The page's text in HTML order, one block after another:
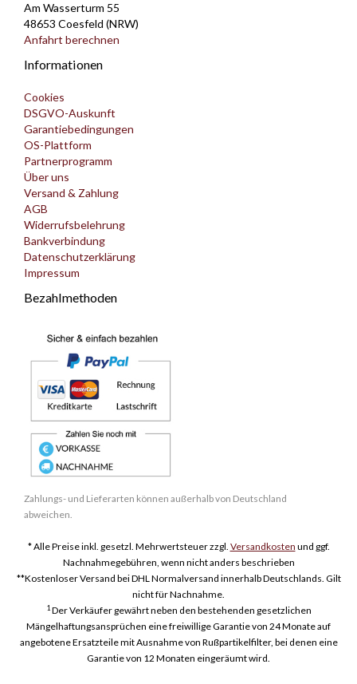
Am Wasserturm 55
48653 Coesfeld (NRW)
Anfahrt berechnen
Informationen
Cookies
DSGVO-Auskunft
Garantiebedingungen
OS-Plattform
Partnerprogramm
Über uns
Versand & Zahlung
AGB
Widerrufsbelehrung
Bankverbindung
Datenschutzerklärung
Impressum
Bezahlmethoden
Zahlungs- und Lieferarten können außerhalb von Deutschland
abweichen.
* Alle Preise inkl. gesetzl. Mehrwertsteuer zzgl. Versandkosten und ggf.
Nachnahmegebühren, wenn nicht anders beschrieben
**Kostenloser Versand bei DHL Normalversand innerhalb Deutschlands. Gilt
nicht für Nachnahme.
1Der Verkäufer gewährt neben den bestehenden gesetzlichen
Mängelhaftungsansprüchen eine freiwillige Garantie von 24 Monate auf
angebotene Ersatzteile mit Ausnahme von Rußpartikelfilter, bei denen eine
Garantie von 12 Monaten eingeräumt wird.